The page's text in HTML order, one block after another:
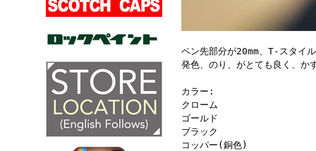
ペン先部分が20mm、T-スタイ
発色、のり、がとても良く、か
カラー:
クローム
ゴールド
ブラック
コッパー(銅色)